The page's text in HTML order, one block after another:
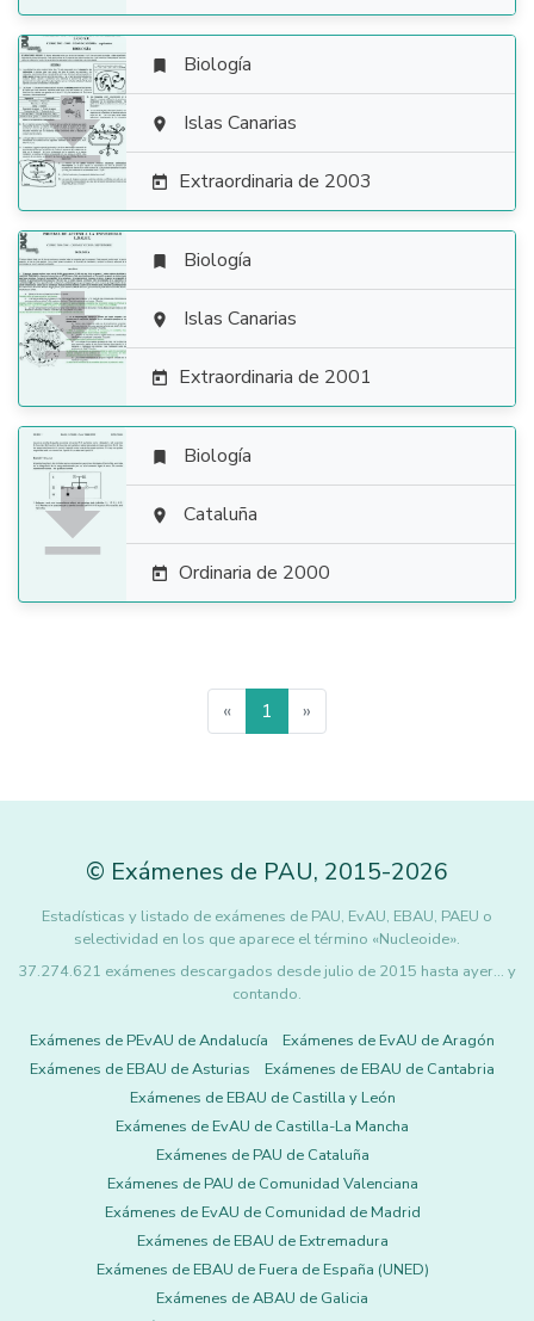

 Biología
 Islas Canarias
 Extraordinaria de 2003

 Biología
 Islas Canarias
 Extraordinaria de 2001

 Biología
 Cataluña
 Ordinaria de 2000
« 1 »
© Exámenes de PAU, 2015-2026
Estadísticas y listado de exámenes de PAU, EvAU, EBAU, PAEU o
selectividad en los que aparece el término «Nucleoide».
37.274.621 exámenes descargados desde julio de 2015 hasta ayer... y
contando.
Exámenes de PEvAU de Andalucía
Exámenes de EvAU de Aragón
Exámenes de EBAU de Asturias
Exámenes de EBAU de Cantabria
Exámenes de EBAU de Castilla y León
Exámenes de EvAU de Castilla-La Mancha
Exámenes de PAU de Cataluña
Exámenes de PAU de Comunidad Valenciana
Exámenes de EvAU de Comunidad de Madrid
Exámenes de EBAU de Extremadura
Exámenes de EBAU de Fuera de España (UNED)
Exámenes de ABAU de Galicia